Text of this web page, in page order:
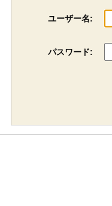
ユーザー名:
パスワード: